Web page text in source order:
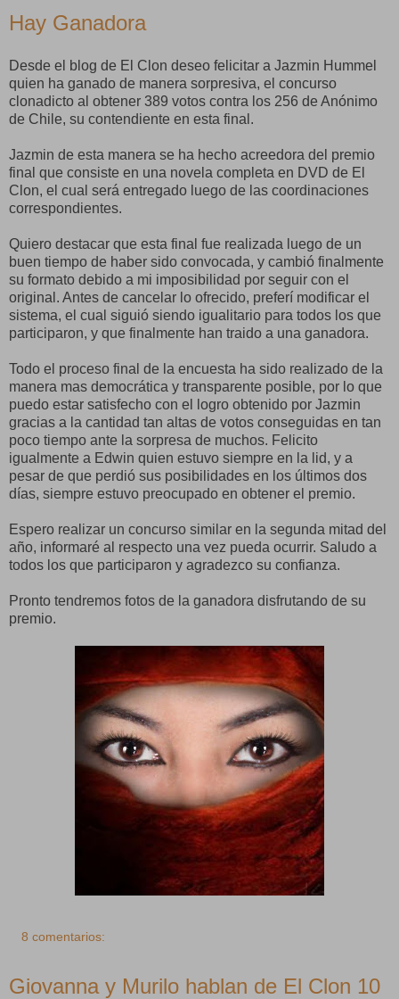
Hay Ganadora
Desde el blog de El Clon deseo felicitar a Jazmin Hummel
quien ha ganado de manera sorpresiva, el concurso
clonadicto al obtener 389 votos contra los 256 de Anónimo
de Chile, su contendiente en esta final.
Jazmin de esta manera se ha hecho acreedora del premio
final que consiste en una novela completa en DVD de El
Clon, el cual será entregado luego de las coordinaciones
correspondientes.
Quiero destacar que esta final fue realizada luego de un
buen tiempo de haber sido convocada, y cambió finalmente
su formato debido a mi imposibilidad por seguir con el
original. Antes de cancelar lo ofrecido, preferí modificar el
sistema, el cual siguió siendo igualitario para todos los que
participaron, y que finalmente han traido a una ganadora.
Todo el proceso final de la encuesta ha sido realizado de la
manera mas democrática y transparente posible, por lo que
puedo estar satisfecho con el logro obtenido por Jazmin
gracias a la cantidad tan altas de votos conseguidas en tan
poco tiempo ante la sorpresa de muchos. Felicito
igualmente a Edwin quien estuvo siempre en la lid, y a
pesar de que perdió sus posibilidades en los últimos dos
días, siempre estuvo preocupado en obtener el premio.
Espero realizar un concurso similar en la segunda mitad del
año, informaré al respecto una vez pueda ocurrir. Saludo a
todos los que participaron y agradezco su confianza.
Pronto tendremos fotos de la ganadora disfrutando de su
premio.
8 comentarios:
Giovanna y Murilo hablan de El Clon 10